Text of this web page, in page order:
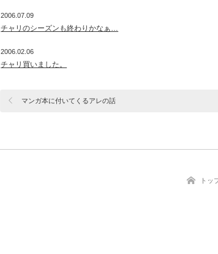
2006.07.09
チャリのシーズンも終わりかなぁ…
2006.02.06
チャリ買いました。
マンガ本に付いてくるアレの話
トッ